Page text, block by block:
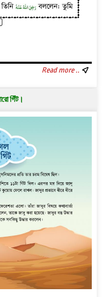
Read more ..
গিঁট।